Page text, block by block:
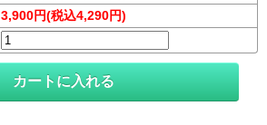
3,900円(税込4,290円)